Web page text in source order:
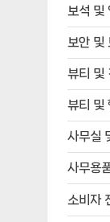
보석 및
보안 및
뷰티 및
뷰티 및
사무실
사무용
소비자